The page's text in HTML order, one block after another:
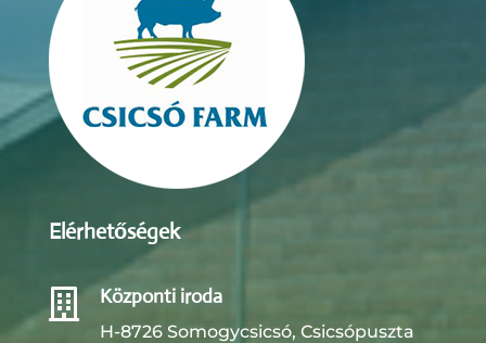
Elérhetőségek
 Központi iroda
H-8726 Somogycsicsó, Csicsópuszta